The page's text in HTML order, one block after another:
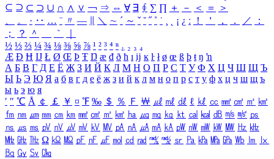
⊆ ⊇ ⊂ ⊃ ∪ ∩ ∧ ∨ ￢ ⇒ ⇔ ∀ ∃ ∮ ∑ ∏ ＋ － ＜ ＝
＞
、
。 · ‥ … ¨ 〃 ― ＼ ∼ ´ ～ ˇ ˘ ˝ ˚ ˙ ¸ ¡ ¿ ː ！ ＇ ， ． ／
：
；
？ ＾ ｀
½ ⅓ ⅔ ¼ ¾ ⅛ ⅜ ⅝ ⅞ ¹ ² ³ ⁴ ⁿ ₁ ₂ ₃ ₄
Æ Ð Ħ Ĳ Ł Ø Œ Þ Ŧ Ŋ æ đ ð ħ ı ĳ ĸ ŀ ł ø œ ß þ ŧ ŋ ŉ
А Б В Г Д Е Ё Ж З И Й К Л М Н О П Р С Т У Ф Х Ц Ч Ш Щ Ъ
Ы Ь Э Ю Я а б в г д е ё ж з и й к л м н о п р с т у ф х ц ч ш щ ъ
ы ь э ю я
′ ″ ℃ Å ￠ ￡ ￥ ¤ ℉ ‰ ＄ ％ Ｆ ￦ ㎕ ㎖ ㎗ ℓ ㎘ ㏄ ㎣ ㎤ ㎥ ㎦
㎙ ㎚ ㎛ ㎜ ㎝ ㎞ ㎟ ㎠ ㎡ ㎢ ㏊ ㎍ ㎎ ㎏ ㏏ ㎈ ㎉ ㏈ ㎧ ㎨ ㎰
㎱ ㎲ ㎳ ㎴ ㎵ ㎶ ㎷ ㎸ ㎹ ㎀ ㎁ ㎂ ㎃ ㎄ ㎺ ㎻ ㎽ ㎾ ㎿ ㎐ ㎑
㎒ ㎓ ㎔ Ω ㏀ ㏁ ㎊ ㎋ ㎌ ㏖ ㏅ ㎭ ㎮ ㎯ ㏛ ㎩ ㎪ ㎫ ㎬ ㏝ ㏐
㏓
㏃ ㏉ ㏜ ㏆